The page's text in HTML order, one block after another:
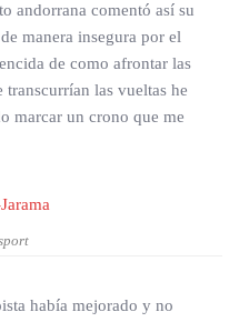
andorrana comentó así su
manera insegura por el
de como afrontar las
transcurrían las vueltas he
marcar un crono que me
había mejorado y no